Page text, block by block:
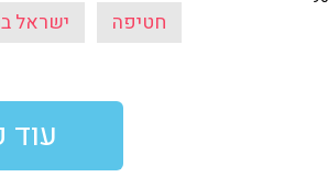
חטיפה ישראל